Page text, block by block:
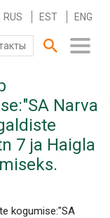
RUS EST ENG
Narva
7 ja Haigla
kogumise:"SA